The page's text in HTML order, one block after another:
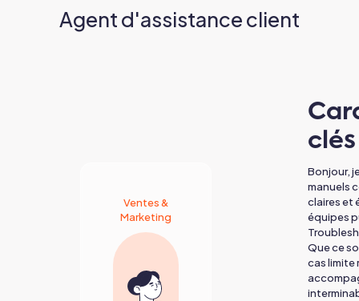
Agent d'assistance client
Ventes &
Marketing
clés
Bonjour,
manuels
claires et
équipes
Que ce
cas limite